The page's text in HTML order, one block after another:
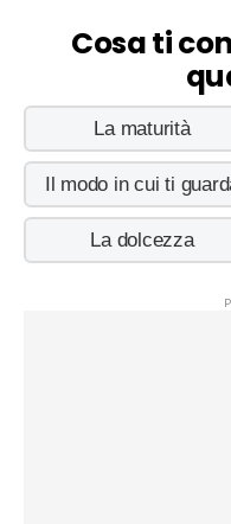
Cosa ti
La maturità
Il modo in cui ti
La dolcezza